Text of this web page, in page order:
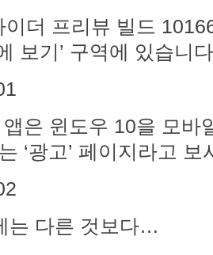
이더 프리뷰 빌드
보기’ 구역에 있습니
은 윈도우 10을 모바
‘광고’ 페이지라고 보
는 다른 것보다…